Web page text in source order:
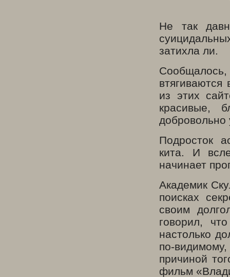
Не так
затихла ли.
из этих
красивые,
добровольно
Подросток
кита. И
начинает
Академик
поисках
своим
говорил,
настолько
по-
причиной
фильм